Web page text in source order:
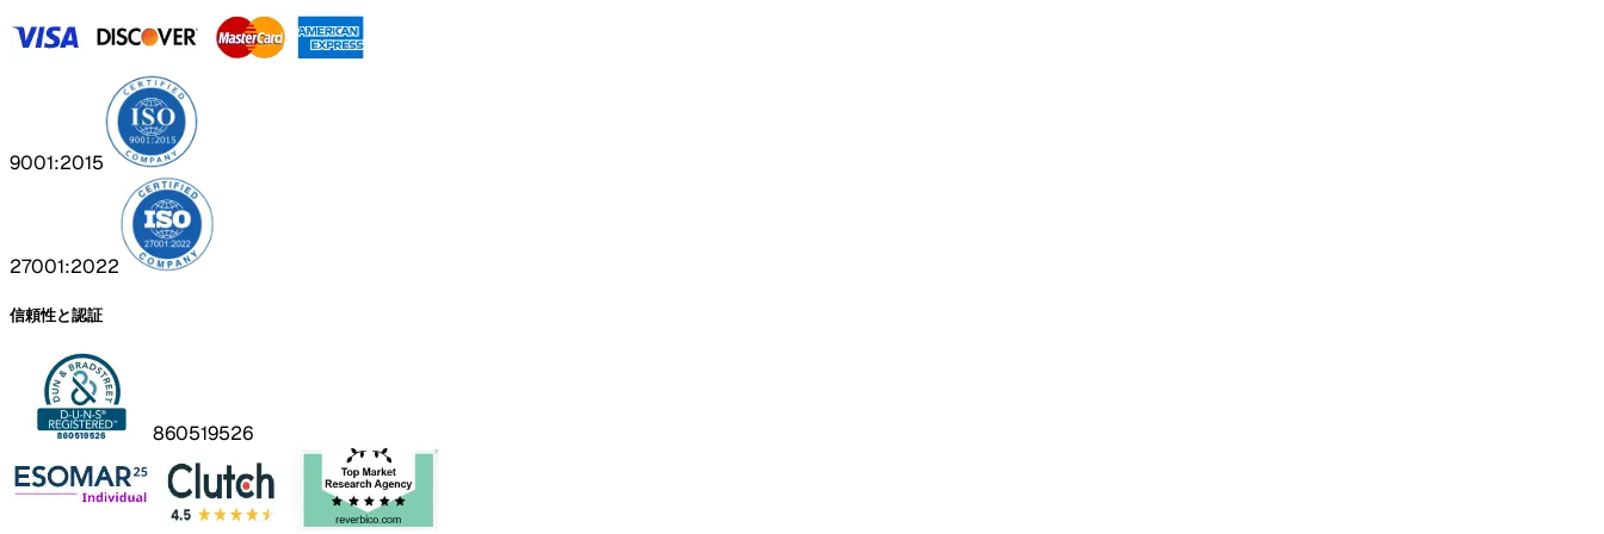
9001:2015
27001:2022
信頼性と認証
860519526